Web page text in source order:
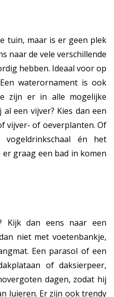
tuin, maar is er geen plek
naar de vele verschillende
hebben. Ideaal voor op
waterornament is ook
zijn er in alle mogelijke
een vijver? Kies dan een
vijver- of oeverplanten. Of
én het
graag een bad in komen
Kijk dan eens naar een
niet met voetenbankje,
Een parasol of een
of daksierpeer,
dagen, zodat hij
luieren. Er zijn ook trendy